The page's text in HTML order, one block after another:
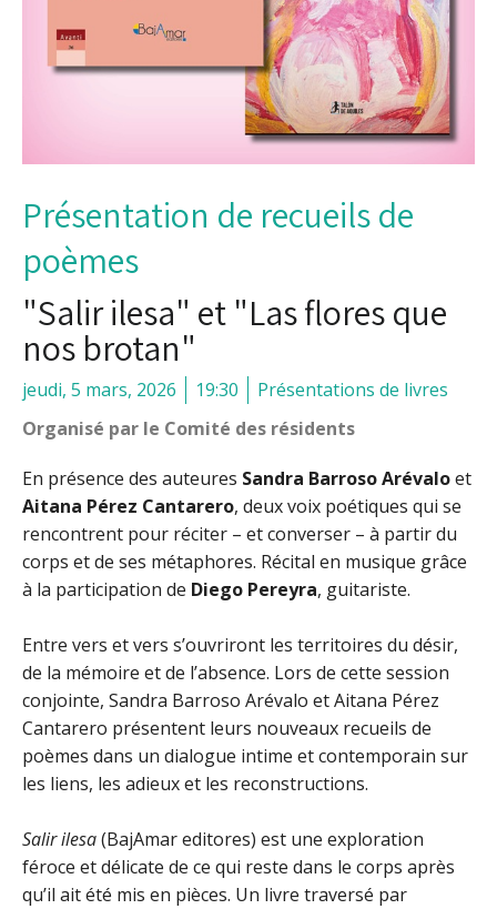
Présentation de recueils de
poèmes
"Salir ilesa" et "Las flores que
nos brotan"
jeudi, 5 mars, 2026 19:30
Présentations de livres
Organisé par le Comité des résidents
En présence des auteures Sandra Barroso Arévaloet
Aitana Pérez Cantarero, deux voix poétiques qui se
rencontrent pour réciter – et converser – à partir du
corps et de ses métaphores. Récital en musique grâce
à la participation de Diego Pereyra, guitariste.
Entre vers et vers s’ouvriront les territoires du désir,
de la mémoire et de l’absence. Lors de cette session
conjointe, Sandra Barroso Arévalo et Aitana Pérez
Cantarero présentent leurs nouveaux recueils de
poèmes dans un dialogue intime et contemporain sur
les liens, les adieux et les reconstructions.
Salir ilesa(BajAmar editores) est une exploration
féroce et délicate de ce qui reste dans le corps après
qu’il ait été mis en pièces. Un livre traversé par